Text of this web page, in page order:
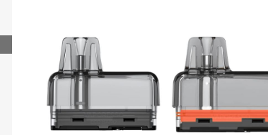
hvězdiček.